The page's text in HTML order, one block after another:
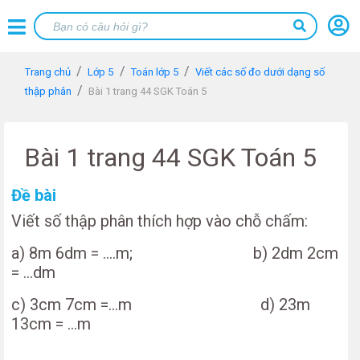
Trang chủ Lớp 5 Toán lớp 5
Viết các số đo dưới dạng số
thập phân
Bài 1 trang 44 SGK Toán 5
Bài 1 trang 44 SGK Toán 5
Đề bài
Viết số thập phân thích hợp vào chỗ chấm:
a) 8m 6dm = ....m; b) 2dm 2cm
= ...dm
c) 3cm 7cm =...m d) 23m
13cm = ...m